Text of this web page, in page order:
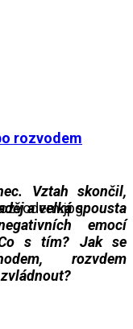
rozvodem
Vztah skončil,
a velká spousta
emocí
s tím? Jak se
rozvdem